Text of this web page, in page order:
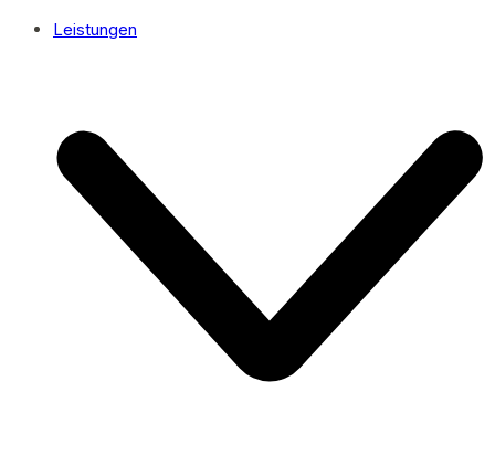
Leistungen